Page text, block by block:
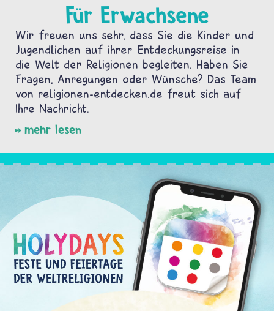
Für Erwachsene
Wir freuen uns sehr, dass Sie die Kinder und
Jugendlichen auf ihrer Entdeckungsreise in
die Welt der Religionen begleiten. Haben Sie
Fragen, Anregungen oder Wünsche? Das Team
von religionen-entdecken.de freut sich auf
Ihre Nachricht.
mehr lesen